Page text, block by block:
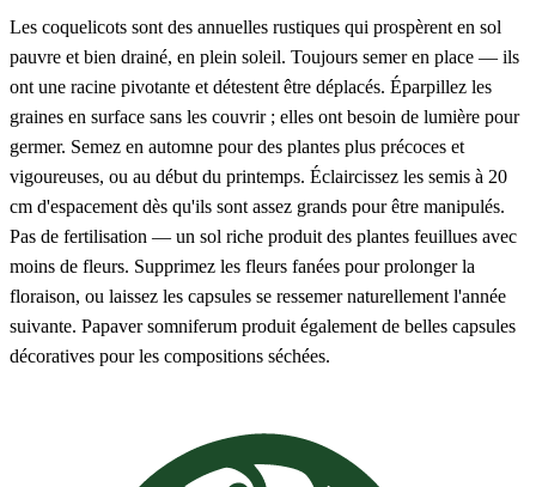
Les coquelicots sont des annuelles rustiques qui prospèrent en sol
pauvre et bien drainé, en plein soleil. Toujours semer en place — ils
ont une racine pivotante et détestent être déplacés. Éparpillez les
graines en surface sans les couvrir ; elles ont besoin de lumière pour
germer. Semez en automne pour des plantes plus précoces et
vigoureuses, ou au début du printemps. Éclaircissez les semis à 20
cm d'espacement dès qu'ils sont assez grands pour être manipulés.
Pas de fertilisation — un sol riche produit des plantes feuillues avec
moins de fleurs. Supprimez les fleurs fanées pour prolonger la
floraison, ou laissez les capsules se ressemer naturellement l'année
suivante. Papaver somniferum produit également de belles capsules
décoratives pour les compositions séchées.